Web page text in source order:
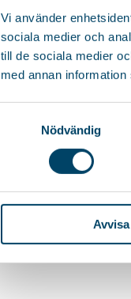
Vi använder
sociala medier och
till de sociala medier
med annan
Nödvändig
Avvisa